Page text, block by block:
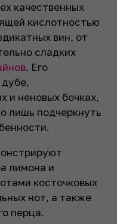
качественных
кислотностью
вин, от
сладких
. Его
и неновых бочках,
лишь подчеркнуть
лимона и
косточковых
нот, а также
перца.